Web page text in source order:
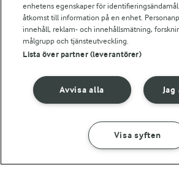
© 2026 Arla Foods
Ändra cookie-inställningar
enhetens egenskaper för
åtkomst till information på en enhet.
innehåll, reklam- och innehållsmätning,
målgrupp och tjänsteutveckling.
Lista över partner (leverantörer)
Avvisa alla
Visa syften